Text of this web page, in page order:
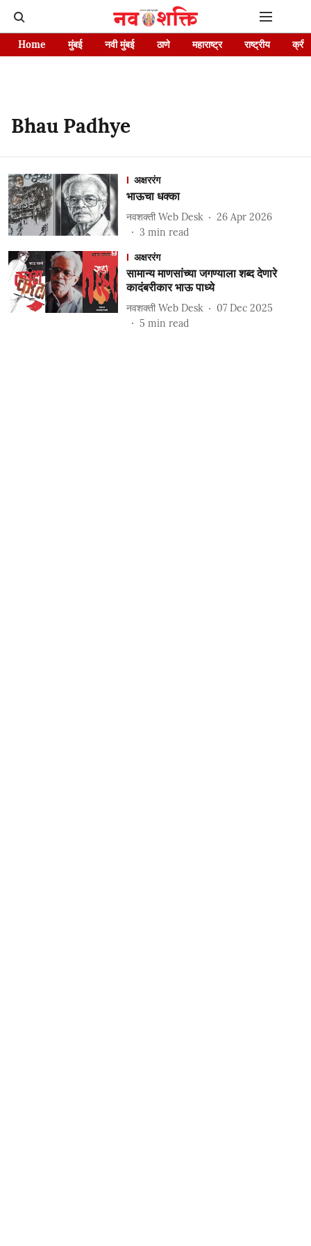
Home मुंबई नवी मुंबई ठाणे महाराष्ट्र राष्ट्रीय
Bhau Padhye
अक्षररंग
भाऊचा धक्का
नवशक्ती Web Desk
26 Apr 2026
3 min read
अक्षररंग
सामान्य माणसांच्या जगण्याला शब्द देणारे
कादंबरीकार भाऊ पाध्ये
नवशक्ती Web Desk
07 Dec 2025
5 min read